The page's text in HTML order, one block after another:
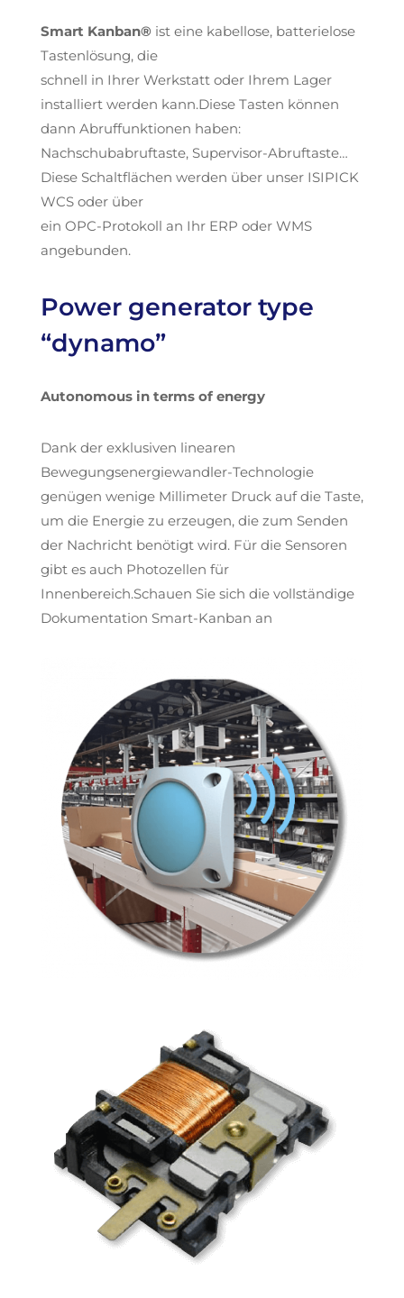
Smart Kanban® ist eine kabellose, batterielose
Tastenlösung, die
schnell in Ihrer Werkstatt oder Ihrem Lager
installiert werden kann.Diese Tasten können
dann Abruffunktionen haben:
Nachschubabruftaste, Supervisor-Abruftaste…
Diese Schaltflächen werden über unser ISIPICK
WCS oder über
ein OPC-Protokoll an Ihr ERP oder WMS
angebunden.
Power generator type
“dynamo”
Autonomous in terms of energy
Dank der exklusiven linearen
Bewegungsenergiewandler-Technologie
genügen wenige Millimeter Druck auf die Taste,
um die Energie zu erzeugen, die zum Senden
der Nachricht benötigt wird. Für die Sensoren
gibt es auch Photozellen für
Innenbereich.Schauen Sie sich die vollständige
Dokumentation Smart-Kanban an